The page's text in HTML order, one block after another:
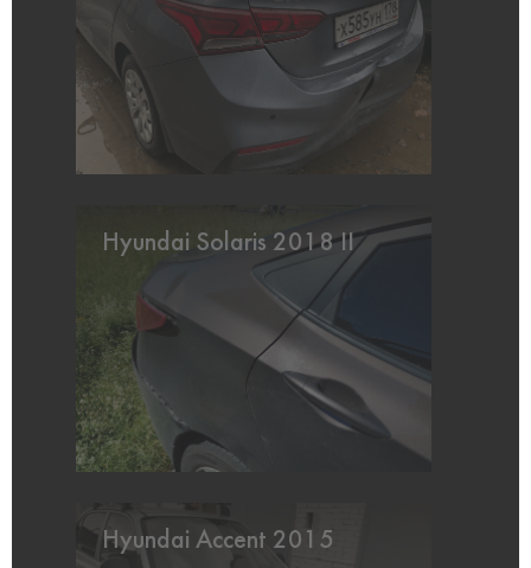
Hyundai Solaris 2018 II
Hyundai Accent 2015